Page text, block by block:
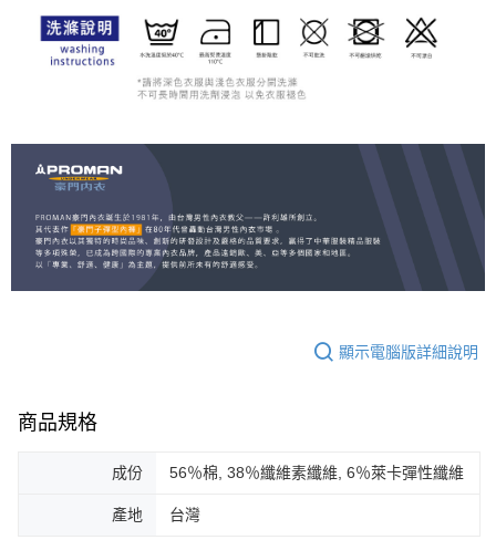
顯示電腦版詳細說明
商品規格
成份 56％棉, 38％纖維素纖維, 6％萊卡彈性纖維
產地 台灣